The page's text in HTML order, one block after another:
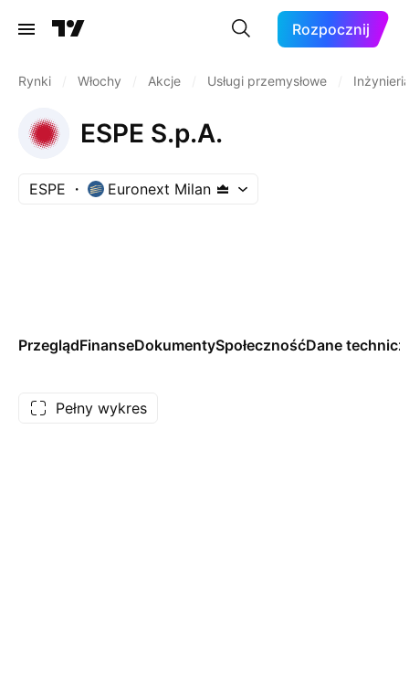
Rozpocznij
Rynki Włochy Akcje Usługi przemysłowe
ESPE S.p.A.
ESPE Euronext Milan
PrzeglądFinanseDokumentySpołecznośćDane
Pełny wykres